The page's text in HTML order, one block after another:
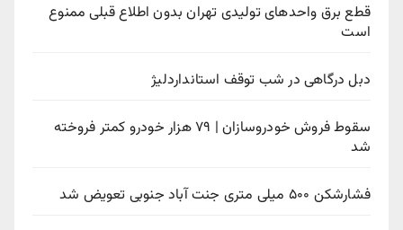
قطع برق واحدهای تولیدی تهران بدون اطلاع قبلی ممنوع
است
دبل درگاهی در شب توقف استانداردلیژ
سقوط فروش خودروسازان | ۷۹ هزار خودرو کمتر فروخته
شد
فشارشکن ۵۰۰ میلی متری جنت آباد جنوبی تعویض شد